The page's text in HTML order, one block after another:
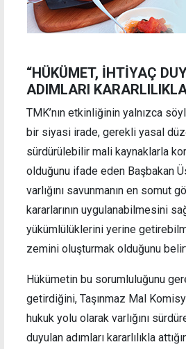
“HÜKÜMET, İHTİYAÇ
ADIMLARI
TMK’nın etkinliğinin yalnızca
bir siyasi irade, gerekli yasal
sürdürülebilir mali kaynaklarla
olduğunu ifade eden Başbakan
varlığını savunmanın en somut
kararlarının uygulanabilmesini
yükümlülüklerini yerine
zemini oluşturmak olduğunu
Hükümetin bu sorumluluğunu
getirdiğini, Taşınmaz Mal
hukuk yolu olarak varlığını
duyulan adımları kararlılıkla